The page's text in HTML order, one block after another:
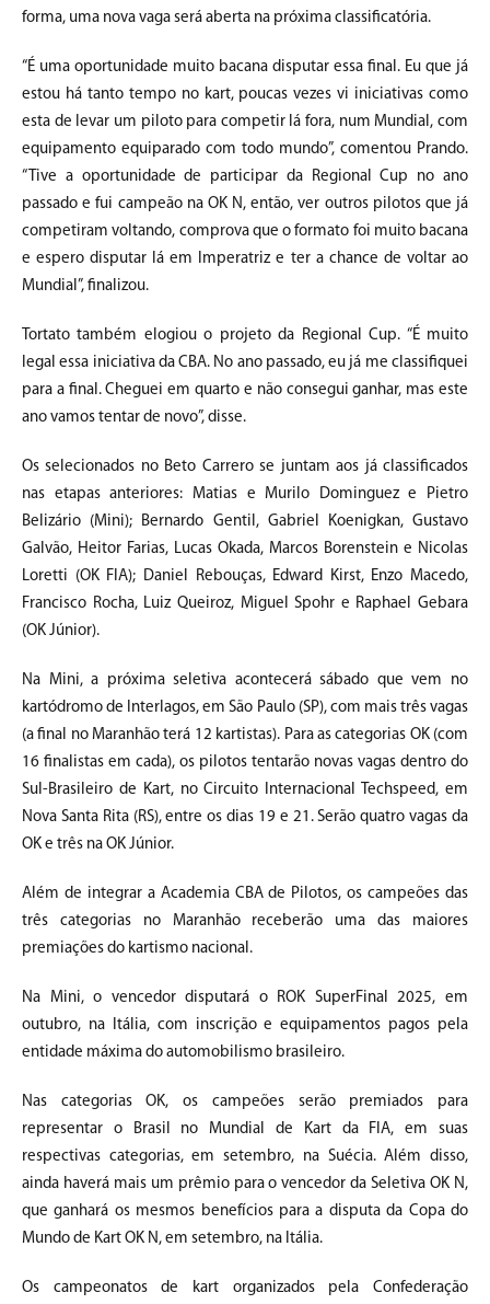
forma, uma nova vaga será aberta na próxima classificatória.
“É uma oportunidade muito bacana disputar essa final. Eu que já
estou há tanto tempo no kart, poucas vezes vi iniciativas como
esta de levar um piloto para competir lá fora, num Mundial, com
equipamento equiparado com todo mundo”, comentou Prando.
“Tive a oportunidade de participar da Regional Cup no ano
passado e fui campeão na OK N, então, ver outros pilotos que já
competiram voltando, comprova que o formato foi muito bacana
e espero disputar lá em Imperatriz e ter a chance de voltar ao
Mundial”, finalizou.
Tortato também elogiou o projeto da Regional Cup. “É muito
legal essa iniciativa da CBA. No ano passado, eu já me classifiquei
para a final. Cheguei em quarto e não consegui ganhar, mas este
ano vamos tentar de novo”, disse.
Os selecionados no Beto Carrero se juntam aos já classificados
nas etapas anteriores: Matias e Murilo Dominguez e Pietro
Belizário (Mini); Bernardo Gentil, Gabriel Koenigkan, Gustavo
Galvão, Heitor Farias, Lucas Okada, Marcos Borenstein e Nicolas
Loretti (OK FIA); Daniel Rebouças, Edward Kirst, Enzo Macedo,
Francisco Rocha, Luiz Queiroz, Miguel Spohr e Raphael Gebara
(OK Júnior).
Na Mini, a próxima seletiva acontecerá sábado que vem no
kartódromo de Interlagos, em São Paulo (SP), com mais três vagas
(a final no Maranhão terá 12 kartistas). Para as categorias OK (com
16 finalistas em cada), os pilotos tentarão novas vagas dentro do
Sul-Brasileiro de Kart, no Circuito Internacional Techspeed, em
Nova Santa Rita (RS), entre os dias 19 e 21. Serão quatro vagas da
OK e três na OK Júnior.
Além de integrar a Academia CBA de Pilotos, os campeões das
três categorias no Maranhão receberão uma das maiores
premiações do kartismo nacional.
Na Mini, o vencedor disputará o ROK SuperFinal 2025, em
outubro, na Itália, com inscrição e equipamentos pagos pela
entidade máxima do automobilismo brasileiro.
Nas categorias OK, os campeões serão premiados para
representar o Brasil no Mundial de Kart da FIA, em suas
respectivas categorias, em setembro, na Suécia. Além disso,
ainda haverá mais um prêmio para o vencedor da Seletiva OK N,
que ganhará os mesmos benefícios para a disputa da Copa do
Mundo de Kart OK N, em setembro, na Itália.
Os campeonatos de kart organizados pela Confederação